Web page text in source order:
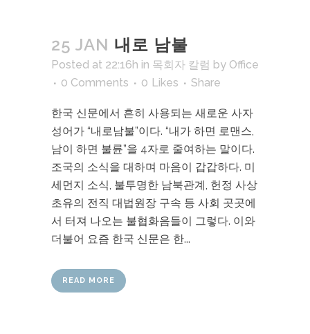
25 JAN 내로 남불
Posted at 22:16h in 목회자 칼럼 by Office
0 Comments
0 Likes Share
한국 신문에서 흔히 사용되는 새로운 사자
성어가 “내로남불”이다. “내가 하면 로맨스,
남이 하면 불륜”을 4자로 줄여하는 말이다.
조국의 소식을 대하며 마음이 갑갑하다. 미
세먼지 소식, 불투명한 남북관계, 헌정 사상
초유의 전직 대법원장 구속 등 사회 곳곳에
서 터져 나오는 불협화음들이 그렇다. 이와
더불어 요즘 한국 신문은 한...
READ MORE